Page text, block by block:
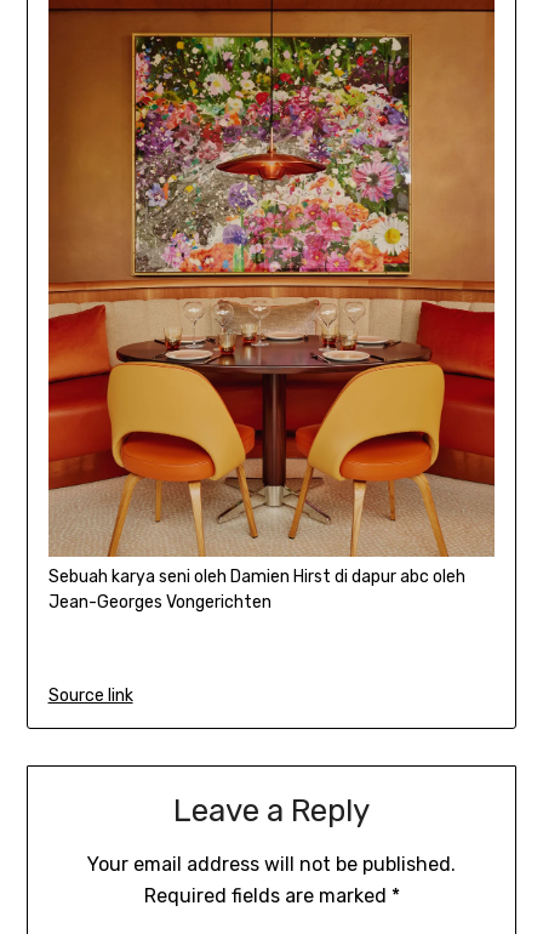
Sebuah karya seni oleh Damien Hirst di dapur abc oleh
Jean-Georges Vongerichten
Source link
Leave a Reply
Your email address will not be published.
Required fields are marked *